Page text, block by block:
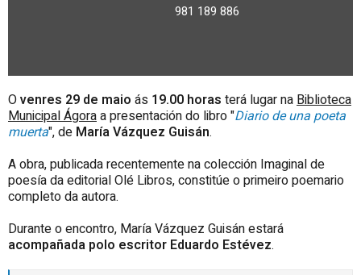
981 189 886
Ovenres 29 de maio ás 19.00 horas terá lugar na Biblioteca
Municipal Ágoraa presentación do libro "Diario de una poeta
muerta", de María Vázquez Guisán.
A obra, publicada recentemente na colección Imaginal de
poesía da editorial Olé Libros, constitúe o primeiro poemario
completo da autora.
Durante o encontro, María Vázquez Guisán estará
acompañada polo escritor Eduardo Estévez.